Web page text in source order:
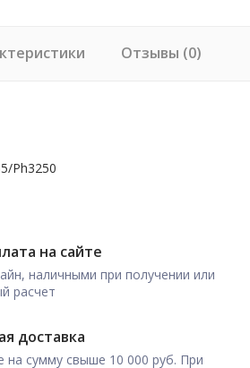
Отзывы (0)
Ph3250
на сайте
наличными при получении или
расчет
доставка
на сумму свыше 10 000 руб. При